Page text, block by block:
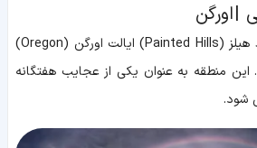
| اورگن
این منظره ی زیبا در پینتد هیلز (Painted Hills) ایالت اورگن (Oregon)
این منطقه به عنوان یکی از عجایب هفتگانه
شود.